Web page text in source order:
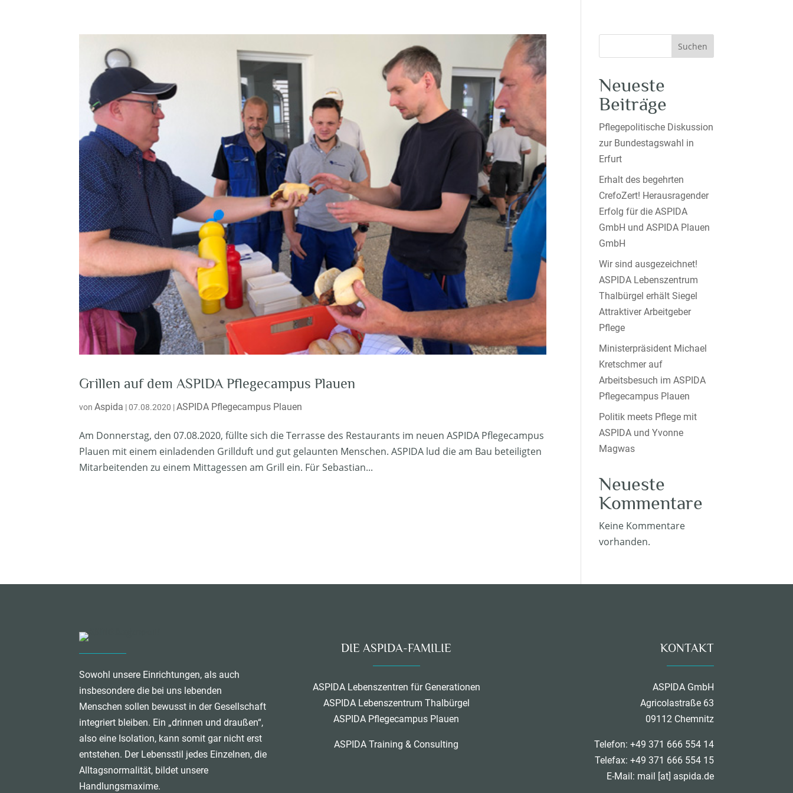
Grillen auf dem ASPIDA Pflegecampus Plauen
vonAspida |07.08.2020 |ASPIDA Pflegecampus Plauen
Am Donnerstag, den 07.08.2020, füllte sich die Terrasse des Restaurants im neuen ASPIDA Pflegecampus
Plauen mit einem einladenden Grillduft und gut gelaunten Menschen. ASPIDA lud die am Bau beteiligten
Mitarbeitenden zu einem Mittagessen am Grill ein. Für Sebastian...
Suchen
Neueste
Beiträge
Pflegepolitische Diskussion
zur Bundestagswahl in
Erfurt
Erhalt des begehrten
CrefoZert! Herausragender
Erfolg für die ASPIDA
GmbH und ASPIDA Plauen
GmbH
Wir sind ausgezeichnet!
ASPIDA Lebenszentrum
Thalbürgel erhält Siegel
Attraktiver Arbeitgeber
Pflege
Ministerpräsident Michael
Kretschmer auf
Arbeitsbesuch im ASPIDA
Pflegecampus Plauen
Politik meets Pflege mit
ASPIDA und Yvonne
Magwas
Neueste
Kommentare
Keine Kommentare
vorhanden.
Sowohl unsere Einrichtungen, als auch
insbesondere die bei uns lebenden
Menschen sollen bewusst in der Gesellschaft
integriert bleiben. Ein „drinnen und draußen“,
also eine Isolation, kann somit gar nicht erst
entstehen. Der Lebensstil jedes Einzelnen, die
Alltagsnormalität, bildet unsere
Handlungsmaxime.
DIE ASPIDA-FAMILIE
ASPIDA Lebenszentren für Generationen
ASPIDA Lebenszentrum Thalbürgel
ASPIDA Pflegecampus Plauen
ASPIDA Training & Consulting
KONTAKT
ASPIDA GmbH
Agricolastraße 63
09112 Chemnitz
Telefon: +49 371 666 554 14
Telefax: +49 371 666 554 15
E-Mail: mail [at] aspida.de